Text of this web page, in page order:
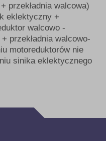
przekładnia walcowa)
eklektyczny +
walcowo -
przekładnia walcowo-
motoreduktorów nie
sinika eklektycznego